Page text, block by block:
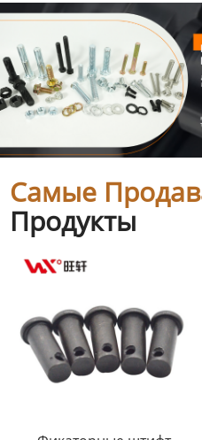
Самые
Продукты